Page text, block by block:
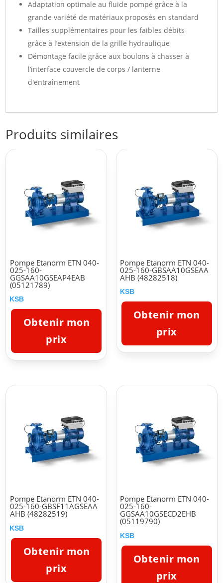
Adaptation optimale au fluide pompé grâce à la
grande variété de matériaux proposés en standard
Tailles supplémentaires pour les faibles débits
grâce à l’extension de la grille hydraulique
Démontage facile grâce aux boulons à chasser à
l’interface couvercle de corps / lanterne
d'entraînement
Produits similaires
Pompe Etanorm ETN 040-
025-160-
GGSAA10GSEAP4EAB
(05121789)
KSB
Obtenir mon
prix
Pompe Etanorm ETN 040-
025-160-GBSAA10GSEAA
AHB (48282518)
KSB
Obtenir mon
prix
Pompe Etanorm ETN 040-
025-160-GBSF11AGSEAA
AHB (48282519)
KSB
Obtenir mon
prix
Pompe Etanorm ETN 040-
025-160-
GGSAA10GSECD2EHB
(05119790)
KSB
Obtenir mon
prix